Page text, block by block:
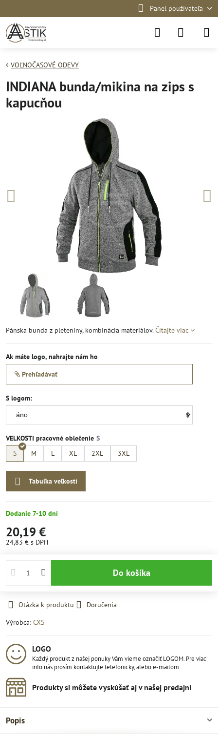
Panel používateľa
VOĽNOČASOVÉ ODEVY
INDIANA bunda/mikina na zips s
kapucňou
Pánska bunda z pleteniny, kombinácia materiálov.Čítajte viac
Ak máte logo, nahrajte nám ho
Prehľadávať
S logom:
VELKOSTI pracovné oblečenie
S
M L XL 2XL 3XL
Tabuľka veľkostí
Dodanie 7-10 dní
20,19 €
24,83 € s DPH
Do košíka
Otázka k produktu
Doručenia
Výrobca: CXS
LOGO
Každý produkt z našej ponuky Vám vieme označiť LOGOM. Pre viac
info nás prosím kontaktujte telefonicky, alebo e-mailom.
Produkty si môžete vyskúšať aj v našej predajni
Popis